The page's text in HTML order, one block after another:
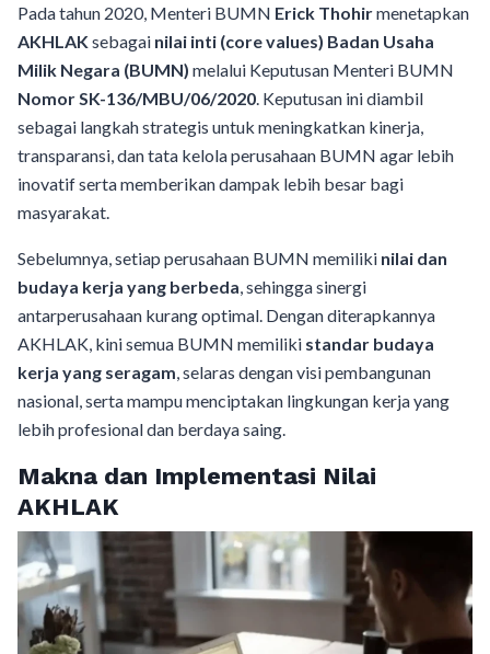
Pada tahun 2020, Menteri BUMN Erick Thohirmenetapkan
AKHLAK sebagai nilai inti (core values) Badan Usaha
Milik Negara (BUMN) melalui Keputusan Menteri BUMN
Nomor SK-136/MBU/06/2020 . Keputusan ini diambil
sebagai langkah strategis untuk meningkatkan kinerja,
transparansi, dan tata kelola perusahaan BUMN agar lebih
inovatif serta memberikan dampak lebih besar bagi
masyarakat.
Sebelumnya, setiap perusahaan BUMN memiliki nilai dan
budaya kerja yang berbeda , sehingga sinergi
antarperusahaan kurang optimal. Dengan diterapkannya
AKHLAK, kini semua BUMN memiliki standar budaya
kerja yang seragam , selaras dengan visi pembangunan
nasional, serta mampu menciptakan lingkungan kerja yang
lebih profesional dan berdaya saing.
Makna dan Implementasi Nilai
AKHLAK